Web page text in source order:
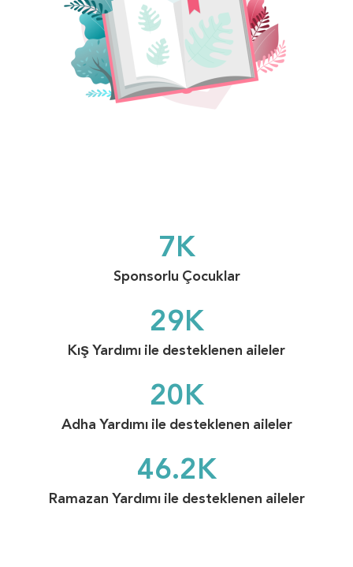
Sponsorlu Çocuklar
7K
Kış Yardımı ile desteklenen aileler
29K
Adha Yardımı ile desteklenen aileler
20K
Ramazan Yardımı ile desteklenen aileler
46.2K